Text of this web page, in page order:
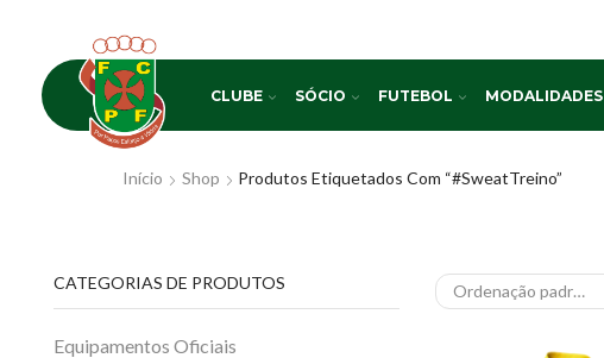
CLUBE SÓCIO FUTEBOL MODALIDADES
Início Shop Produtos Etiquetados Com “#SweatTreino”
CATEGORIAS DE PRODUTOS
Equipamentos Oficiais